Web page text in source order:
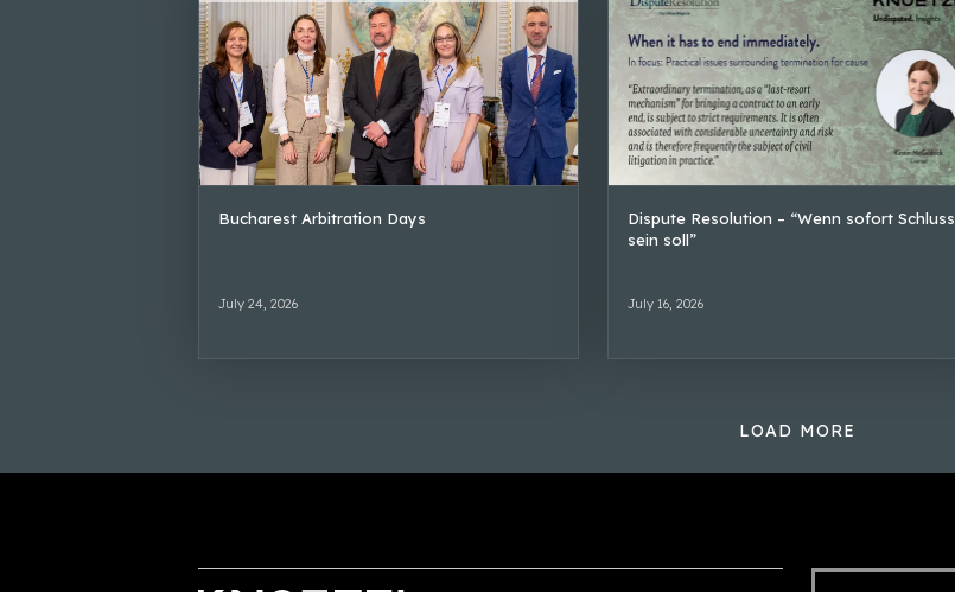
Bucharest Arbitration Days
July 24, 2026
Dispute Resolution – “Wenn sofort Schluss
sein soll”
July 16, 2026
LOAD MORE